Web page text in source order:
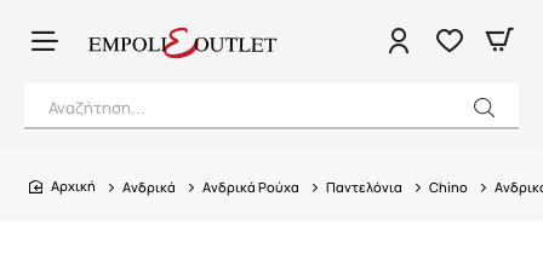
Αναζήτηση...
home
Ανδρικά Ανδρικά Ρούχα Παντελόνια Chino